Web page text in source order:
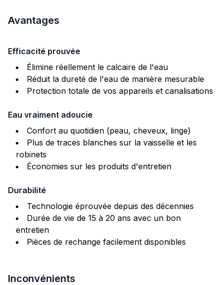
Avantages
Efficacité prouvée
Élimine réellement le calcaire de l'eau
Réduit la dureté de l'eau de manière mesurable
Protection totale de vos appareils et canalisations
Eau vraiment adoucie
Confort au quotidien (peau, cheveux, linge)
Plus de traces blanches sur la vaisselle et les
robinets
Économies sur les produits d'entretien
Durabilité
Technologie éprouvée depuis des décennies
Durée de vie de 15 à 20 ans avec un bon
entretien
Pièces de rechange facilement disponibles
Inconvénients